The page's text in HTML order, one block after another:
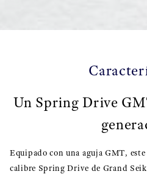
Un Spring Drive
Equipado con una aguja GMT,
calibre Spring Drive de Grand